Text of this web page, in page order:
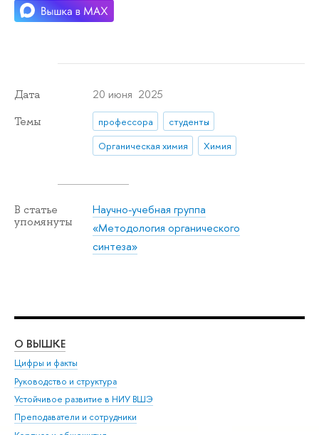
Дата 20 июня 2025
Темы профессора
студенты
Органическая химия
Химия
В статье
упомянуты
Научно-учебная группа
«Методология органического
синтеза»
О ВЫШКЕ
Цифры и факты
Руководство и структура
Устойчивое развитие в НИУ ВШЭ
Преподаватели и сотрудники